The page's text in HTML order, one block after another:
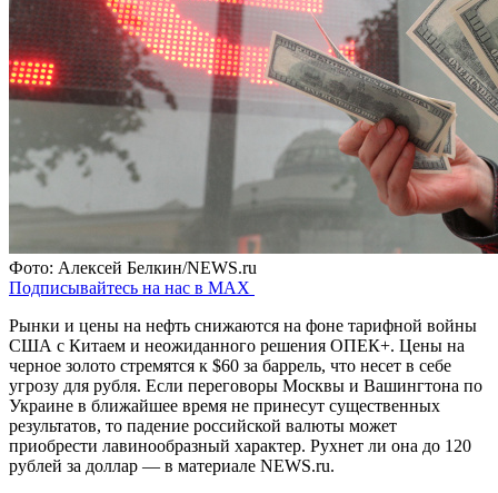
Фото: Алексей Белкин/NEWS.ru
Подписывайтесь на нас в MAX
Рынки и цены на нефть снижаются на фоне тарифной войны
США с Китаем и неожиданного решения ОПЕК+. Цены на
черное золото стремятся к $60 за баррель, что несет в себе
угрозу для рубля. Если переговоры Москвы и Вашингтона по
Украине в ближайшее время не принесут существенных
результатов, то падение российской валюты может
приобрести лавинообразный характер. Рухнет ли она до 120
рублей за доллар — в материале NEWS.ru.